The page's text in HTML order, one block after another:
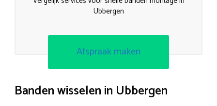
Ubbergen
Afspraak maken
Banden wisselen in Ubbergen